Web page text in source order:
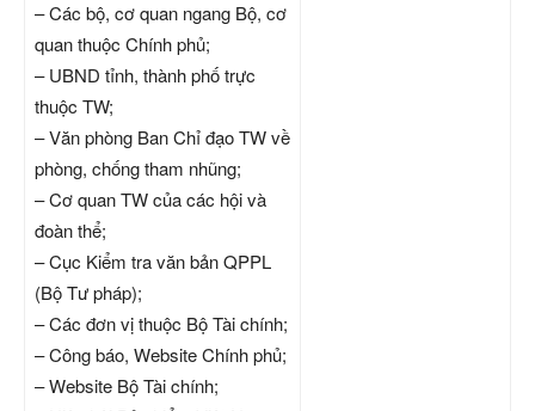
– Các bộ, cơ quan ngang Bộ, cơ
quan thuộc Chính phủ;
– UBND tỉnh, thành phố trực
thuộc TW;
– Văn phòng Ban Chỉ đạo TW về
phòng, chống tham nhũng;
– Cơ quan TW của các hội và
đoàn thể;
– Cục Kiểm tra văn bản QPPL
(Bộ Tư pháp);
– Các đơn vị thuộc Bộ Tài chính;
– Công báo, Website Chính phủ;
– Website Bộ Tài chính;